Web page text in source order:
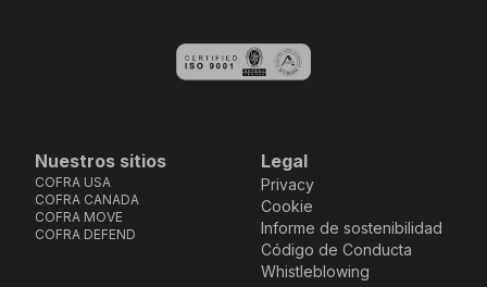
Nuestros sitios
COFRA USA
COFRA CANADA
COFRA MOVE
COFRA DEFEND
Legal
Privacy
Cookie
Informe de sostenibilidad
Código de Conducta
Whistleblowing